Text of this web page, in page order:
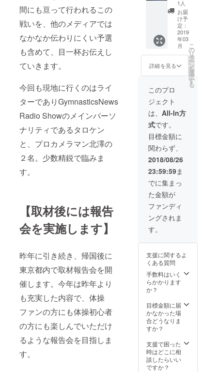
間にも亘って行われるこの
戦いを、他のメディアでは
なかなか伝わりにくい予選
も含めて、目一杯お伝えし
ていきます。
今回も現地に行くのはライ
ターでありGymnasticsNews
Radio Showのメインパーソ
ナリティであるタロケン
と、プロカメラマン北澤の
２名。少数精鋭で臨みま
す。
【取材後には報告
会を実施します】
昨年に引き続き、帰国後に
東京都内で取材報告会を開
催します。今年は昨年より
も充実した内容で、体操
ファンの方にも体操初心者
の方にも楽しんでいただけ
るような報告会を目指しま
す。
ポーツに惹
かれ、稚拙
ながらも現
状を打破し
ていこうと
の熱い思い
を結集して
います。
実は
Gymnastics
Newsに関わ
るスタッフ
全員が体操
競技の知識
を有してい
るわけでは
ありませ
ん。また活
動を続けて
いく上で必
要な様々な
ら、新しい
ことにも挑
戦していま
す。
ですので、
運営上様々
な問題も発
生すると事
も考えられ
ますが、是
非とも長い
ながら
リアル
タイム
で発信
●取材報
告会イ
ベント
参加権
（オリ
特典付
2018年
12月〜
2月の間
に東京
都内に
て開催
・会場
交通費
等はご
のご負
担とな
・イベ
ただけ
ない場
合はイ
ベント
内容を
録画し
させて
いただ
きます
です ・
取材出
発から
取材
中、帰
国まで
の模様
をタロ
ケンと
往復の
ら現地
の活動
状況
を、写
真、動
画など
も交え
ながら
タイム
で発信
●取材報
告会イ
ベント
参加権
（オリ
特典付
き） ・
2018年
12月〜
2019年
2月の間
て開催
・会場
までの
自身で
のご負
担とな
ります
了後の
サンク
スメー
ル ●ク
ローズ
ドな
facebo
okグ
ループ
ターン
限定の
投稿を
閲覧可
能
※faceb
ookアカ
ウント
が必要
です ・
取材出
発から
取材
中、帰
国まで
の模様
をタロ
ケンと
往復の
ら現地
の活動
状況
を、写
も交え
ながら
リアル
●取材報
告会イ
ベント
参加権
1人
お届
け予
定：
2019
年03
月
詳細を見る
こ
の
リ
タ
ー
ン
を
選
択
す
る
このプロ
ジェクト
は、 All-In方
式です。
目標金額に
関わらず、
2018/08/26
23:59:59ま
でに集まっ
た金額が
ファンディ
ングされま
す。
支援に関するよ
くある質問
手数料はいく
らかかります
か？
目標金額に届
かなかった場
合どうなりま
すか？
支援で困った
時はどこに相
談したらいい
ですか？